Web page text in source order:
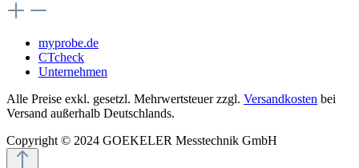
myprobe.de
CTcheck
Unternehmen
Alle Preise exkl. gesetzl. Mehrwertsteuer zzgl. Versandkosten bei
Versand außerhalb Deutschlands.
Copyright © 2024 GOEKELER Messtechnik GmbH